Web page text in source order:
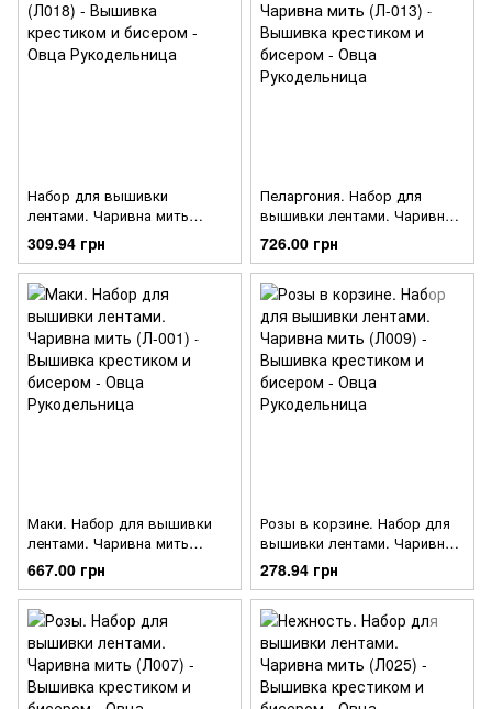
Набор для вышивки
лентами. Чаривна мить
(Л018)
309.94 грн
Пеларгония. Набор для
вышивки лентами. Чаривна
мить (Л-013)
726.00 грн
Маки. Набор для вышивки
лентами. Чаривна мить
(Л-001)
667.00 грн
Розы в корзине. Набор для
вышивки лентами. Чаривна
мить (Л009)
278.94 грн